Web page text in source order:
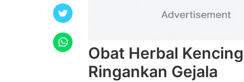
Obat Herbal
Ringankan Gejala